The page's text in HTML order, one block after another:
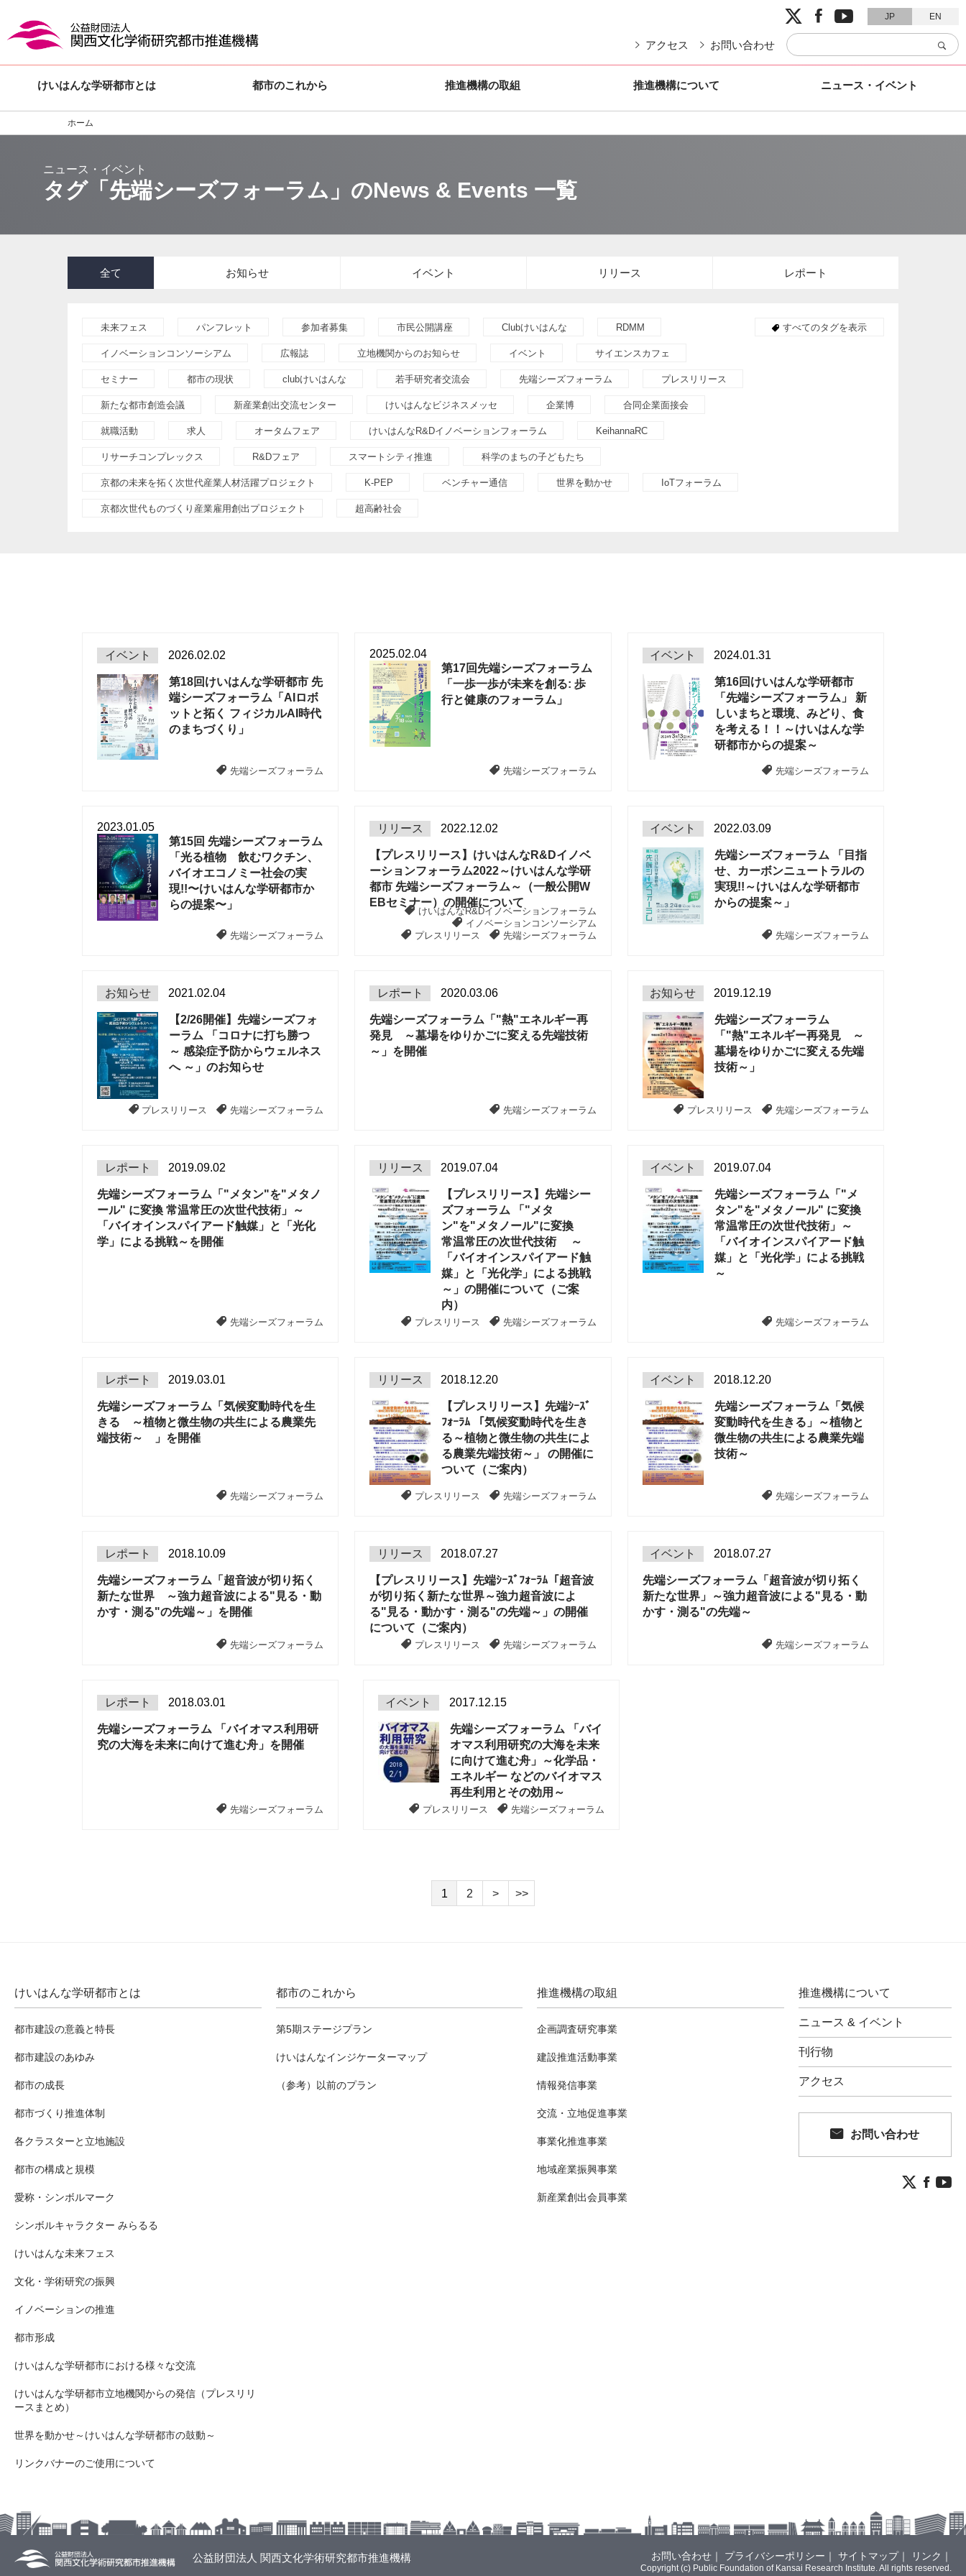
けいはんな学研都市とは 都市のこれから 推進機構の取組 推進機構について ニュース・イベント
  JP EN
アクセス お問い合わせ
ホーム
タグ「先端シーズフォーラム」のNews & Events 一覧
全て お知らせ イベント リリース レポート
未来フェス パンフレット 参加者募集 市民公開講座 Clubけいはんな RDMM
イノベーションコンソーシアム 広報誌 立地機関からのお知らせ イベント サイエンスカフェ
セミナー 都市の現状 clubけいはんな 若手研究者交流会 先端シーズフォーラム プレスリリース
新たな都市創造会議 新産業創出交流センター けいはんなビジネスメッセ 企業博 合同企業面接会
就職活動 求人 オータムフェア けいはんなR&Dイノベーションフォーラム KeihannaRC
リサーチコンプレックス R&Dフェア スマートシティ推進 科学のまちの子どもたち
京都の未来を拓く次世代産業人材活躍プロジェクト K-PEP ベンチャー通信 世界を動かせ IoTフォーラム
京都次世代ものづくり産業雇用創出プロジェクト 超高齢社会
すべてのタグを表示
イベント 2026.02.02
第18回けいはんな学研都市 先
端シーズフォーラム「AIロボ
ットと拓く フィジカルAI時代
のまちづくり」
先端シーズフォーラム
2025.02.04
第17回先端シーズフォーラム
「一歩一歩が未来を創る: 歩
行と健康のフォーラム」
先端シーズフォーラム
イベント 2024.01.31
第16回けいはんな学研都市
「先端シーズフォーラム」 新
しいまちと環境、みどり、食
を考える！！～けいはんな学
研都市からの提案～
先端シーズフォーラム
2023.01.05
第15回 先端シーズフォーラム
「光る植物 飲むワクチン、
バイオエコノミー社会の実
現!!〜けいはんな学研都市か
らの提案〜」
先端シーズフォーラム
リリース 2022.12.02
【プレスリリース】けいはんなR&Dイノベ
ーションフォーラム2022～けいはんな学研
都市 先端シーズフォーラム～（一般公開W
EBセミナー）の開催について
けいはんなR&Dイノベーションフォーラム
イノベーションコンソーシアム
プレスリリース
先端シーズフォーラム
イベント 2022.03.09
先端シーズフォーラム 「目指
せ、カーボンニュートラルの
実現!!～けいはんな学研都市
からの提案～」
先端シーズフォーラム
お知らせ 2021.02.04
【2/26開催】先端シーズフォ
ーラム 「コロナに打ち勝つ
～ 感染症予防からウェルネス
へ ～」のお知らせ
プレスリリース 先端シーズフォーラム
レポート 2020.03.06
先端シーズフォーラム「"熱"エネルギー再
発見 ～墓場をゆりかごに変える先端技術
～」を開催
先端シーズフォーラム
お知らせ 2019.12.19
先端シーズフォーラム
「"熱"エネルギー再発見 ～
墓場をゆりかごに変える先端
技術～」
プレスリリース 先端シーズフォーラム
レポート 2019.09.02
先端シーズフォーラム「"メタン"を"メタノ
ール" に変換 常温常圧の次世代技術」～
「バイオインスパイアード触媒」と「光化
学」による挑戦～を開催
先端シーズフォーラム
リリース 2019.07.04
【プレスリリース】先端シー
ズフォーラム 「"メタ
ン"を"メタノール"に変換
常温常圧の次世代技術 ～
「バイオインスパイアード触
媒」と「光化学」による挑戦
～」の開催について（ご案
内）
プレスリリース 先端シーズフォーラム
イベント 2019.07.04
先端シーズフォーラム「"メ
タン"を"メタノール" に変換
常温常圧の次世代技術」～
「バイオインスパイアード触
媒」と「光化学」による挑戦
～
先端シーズフォーラム
レポート 2019.03.01
先端シーズフォーラム「気候変動時代を生
きる ～植物と微生物の共生による農業先
端技術～ 」を開催
先端シーズフォーラム
リリース 2018.12.20
【プレスリリース】先端ｼｰｽﾞ
ﾌｫｰﾗﾑ 「気候変動時代を生き
る～植物と微生物の共生によ
る農業先端技術～」 の開催に
ついて（ご案内）
プレスリリース 先端シーズフォーラム
イベント 2018.12.20
先端シーズフォーラム「気候
変動時代を生きる」～植物と
微生物の共生による農業先端
技術～
先端シーズフォーラム
レポート 2018.10.09
先端シーズフォーラム「超音波が切り拓く
新たな世界 ～強力超音波による"見る・動
かす・測る"の先端～」を開催
先端シーズフォーラム
リリース 2018.07.27
【プレスリリース】先端ｼｰｽﾞﾌｫｰﾗﾑ「超音波
が切り拓く新たな世界～強力超音波によ
る"見る・動かす・測る"の先端～」の開催
について（ご案内）
プレスリリース 先端シーズフォーラム
イベント 2018.07.27
先端シーズフォーラム「超音波が切り拓く
新たな世界」～強力超音波による"見る・動
かす・測る"の先端～
先端シーズフォーラム
レポート 2018.03.01
先端シーズフォーラム 「バイオマス利用研
究の大海を未来に向けて進む舟」を開催
先端シーズフォーラム
イベント 2017.12.15
先端シーズフォーラム 「バイ
オマス利用研究の大海を未来
に向けて進む舟」～化学品・
エネルギー などのバイオマス
再生利用とその効用～
プレスリリース 先端シーズフォーラム
1 2 > >>
けいはんな学研都市とは
都市建設の意義と特長
都市建設のあゆみ
都市の成長
都市づくり推進体制
各クラスターと立地施設
都市の構成と規模
愛称・シンボルマーク
シンボルキャラクター みらるる
けいはんな未来フェス
文化・学術研究の振興
イノベーションの推進
都市形成
けいはんな学研都市における様々な交流
けいはんな学研都市立地機関からの発信（プレスリリ
ースまとめ）
世界を動かせ～けいはんな学研都市の鼓動～
リンクバナーのご使用について
都市のこれから
第5期ステージプラン
けいはんなインジケーターマップ
（参考）以前のプラン
推進機構の取組
企画調査研究事業
建設推進活動事業
情報発信事業
交流・立地促進事業
事業化推進事業
地域産業振興事業
新産業創出会員事業
推進機構について
ニュース & イベント
刊行物
アクセス
お問い合わせ
 
公益財団法人 関西文化学術研究都市推進機構 お問い合わせ プライバシーポリシー サイトマップ リンク
Copyright (c) Public Foundation of Kansai Research Institute. All rights reserved.